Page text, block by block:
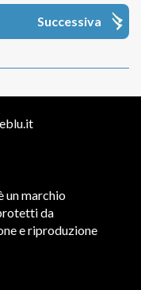
Successiva
un marchio
da
e riproduzione